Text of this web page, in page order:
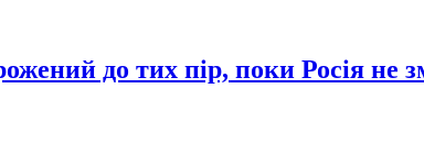
до тих пір, поки Росія не